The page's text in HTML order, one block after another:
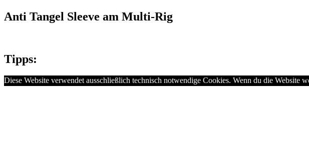
Anti Tangel Sleeve am Multi-Rig
Tipps:
Diese Website verwendet ausschließlich technisch notwendige Cookies. Wenn du die Website